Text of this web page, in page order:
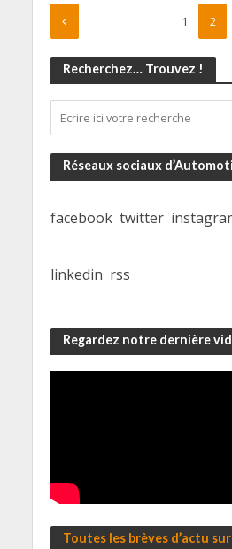
1 2
Recherchez… Trouvez !
Réseaux sociaux
facebook twitter
linkedin rss
Regardez notre dernière
Toutes les brèves d’actu